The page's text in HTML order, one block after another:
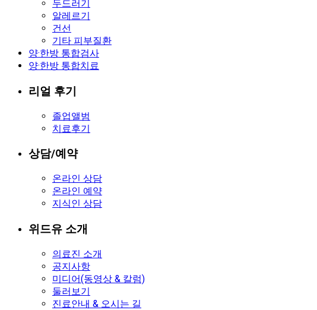
두드러기
알레르기
건선
기타 피부질환
양·한방 통합검사
양·한방 통합치료
리얼 후기
졸업앨범
치료후기
상담/예약
온라인 상담
온라인 예약
지식인 상담
위드유 소개
의료진 소개
공지사항
미디어(동영상 & 칼럼)
둘러보기
진료안내 & 오시는 길